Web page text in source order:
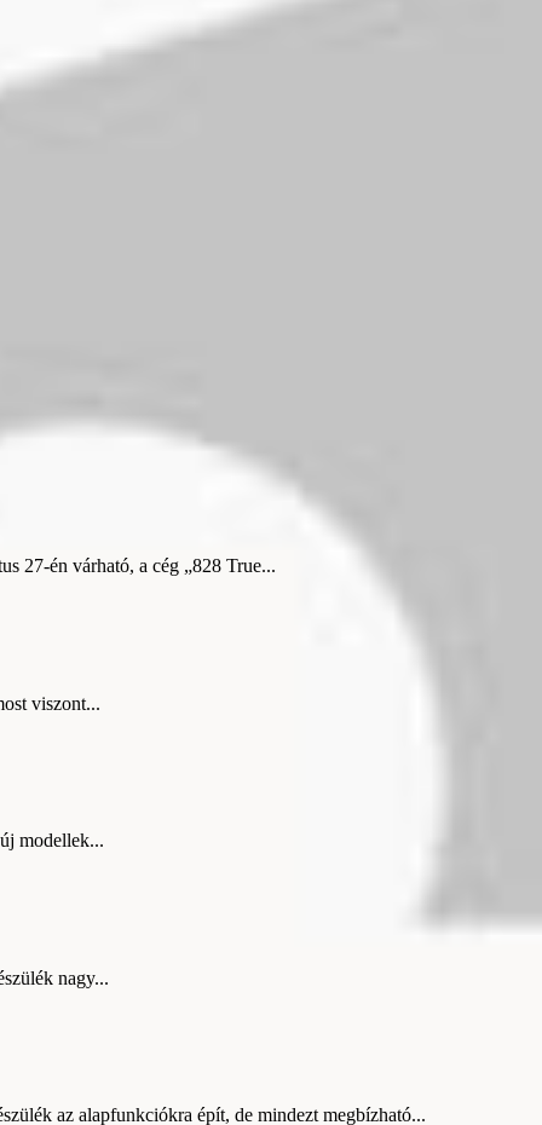
27-én várható, a cég „828 True...
viszont...
modellek...
nagy...
az alapfunkciókra épít, de mindezt megbízható...